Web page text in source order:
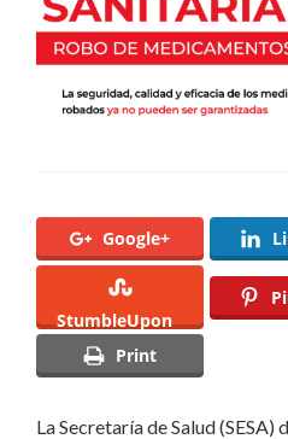
Google+
StumbleUpon
Print
La Secretaría de Salud